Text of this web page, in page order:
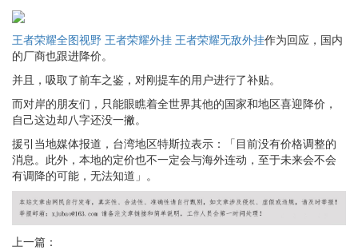
王者荣耀全图视野 王者荣耀外挂 王者荣耀无敌外挂作为回应，国内
的厂商也跟进降价。
并且，吸取了前车之鉴，对刚提车的用户进行了补贴。
而对岸的朋友们，只能眼瞧着全世界其他的国家和地区喜迎降价，
自己这边却八字还没一撇。
援引当地媒体报道，台湾地区特斯拉表示：「目前没有价格调整的
消息。此外，本地的定价也不一定会与海外连动，至于未来会不会
有调降的可能，无法知道」。
上一篇：